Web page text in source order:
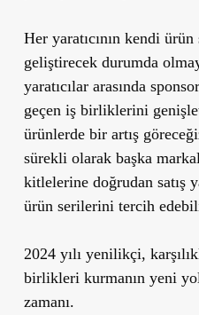
Her yaratıcının kendi
geliştirecek durumda
yaratıcılar arasında
geçen iş birliklerini
ürünlerde bir artış
sürekli olarak başka
kitlelerine doğrudan satış
ürün serilerini tercih
2024 yılı yenilikçi,
birlikleri kurmanın yeni
zamanı.